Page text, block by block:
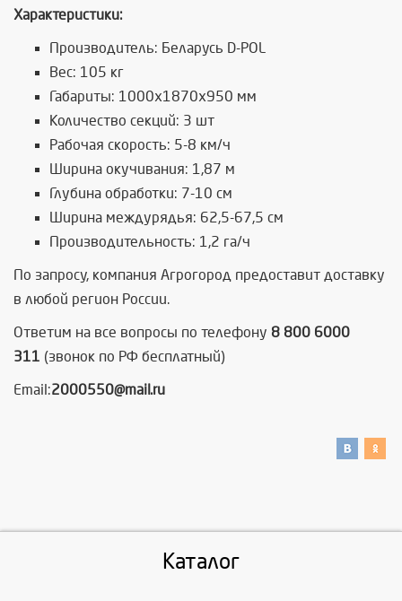
Характеристики:
Производитель: Беларусь D-POL
Вес: 105 кг
Габариты: 1000х1870х950 мм
Количество секций: 3 шт
Рабочая скорость: 5-8 км/ч
Ширина окучивания: 1,87 м
Глубина обработки: 7-10 см
Ширина междурядья: 62,5-67,5 см
Производительность: 1,2 га/ч
По запросу, компания Агрогород предоставит доставку
в любой регион России.
Ответим на все вопросы по телефону 8 800 6000
311 (звонок по РФ бесплатный)
Email:2000550@mail.ru
Каталог